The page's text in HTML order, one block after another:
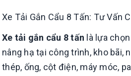
Xe Tải Gắn Cẩu 8 Tấn: Tư Vấn
Xe tải gắn cẩu 8 tấn là lựa
nâng hạ tại công trình, kho bãi,
thép, ống, cột điện, máy móc,